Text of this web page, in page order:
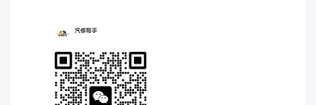
长安-跨越
D
DS
DS